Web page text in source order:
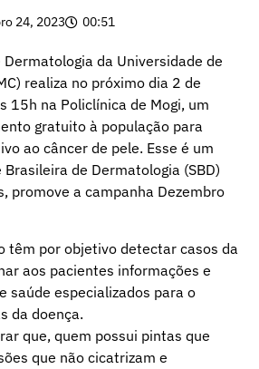
24, 2023 00:51
da Universidade de
realiza no próximo dia 2 de
15h na Policlínica de Mogi, um
gratuito à população para
ao câncer de pele. Esse é um
de Dermatologia (SBD)
promove a campanha Dezembro
têm por objetivo detectar casos da
aos pacientes informações e
saúde especializados para o
da doença.
que, quem possui pintas que
que não cicatrizam e